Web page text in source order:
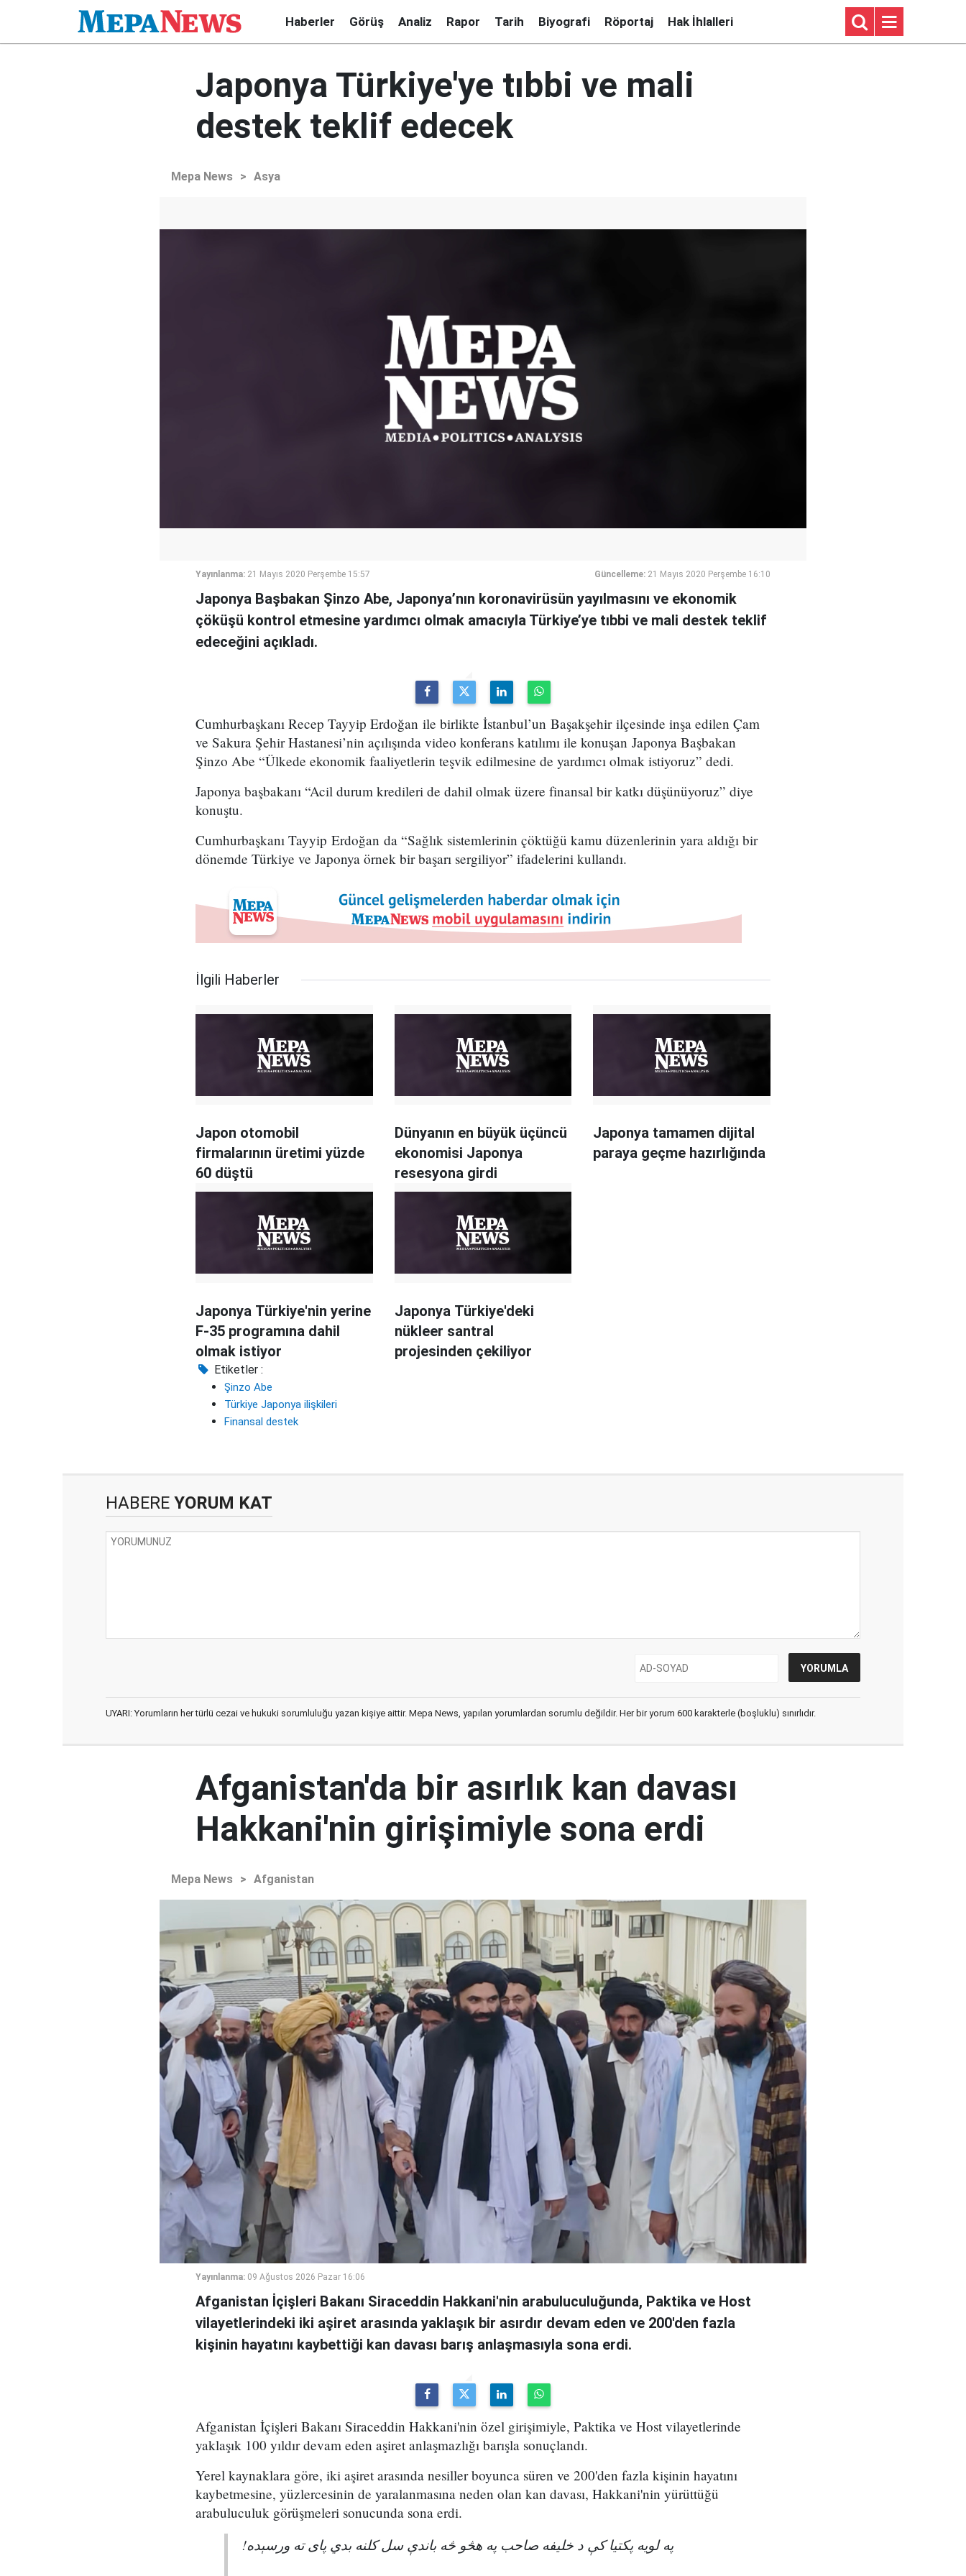
Haberler Görüş Analiz Rapor Tarih Biyografi Röportaj Hak İhlalleri
Japonya Türkiye'ye tıbbi ve mali
destek teklif edecek
Mepa News > Asya
Yayınlanma: 21 Mayıs 2020 Perşembe 15:57 Güncelleme: 21 Mayıs 2020 Perşembe 16:10
Japonya Başbakan Şinzo Abe, Japonya’nın koronavirüsün yayılmasını ve ekonomik
çöküşü kontrol etmesine yardımcı olmak amacıyla Türkiye’ye tıbbi ve mali destek teklif
edeceğini açıkladı.
Cumhurbaşkanı Recep Tayyip Erdoğan ile birlikte İstanbul’un Başakşehir ilçesinde inşa edilen Çam
ve Sakura Şehir Hastanesi’nin açılışında video konferans katılımı ile konuşan Japonya Başbakan
Şinzo Abe “Ülkede ekonomik faaliyetlerin teşvik edilmesine de yardımcı olmak istiyoruz” dedi.
Japonya başbakanı “Acil durum kredileri de dahil olmak üzere finansal bir katkı düşünüyoruz” diye
konuştu.
Cumhurbaşkanı Tayyip Erdoğan da “Sağlık sistemlerinin çöktüğü kamu düzenlerinin yara aldığı bir
dönemde Türkiye ve Japonya örnek bir başarı sergiliyor” ifadelerini kullandı.
İlgili Haberler
Japon otomobil
firmalarının üretimi yüzde
60 düştü
Dünyanın en büyük üçüncü
ekonomisi Japonya
resesyona girdi
Japonya tamamen dijital
paraya geçme hazırlığında
Japonya Türkiye'nin yerine
F-35 programına dahil
olmak istiyor
Japonya Türkiye'deki
nükleer santral
projesinden çekiliyor
Etiketler :
Şinzo Abe
Türkiye Japonya ilişkileri
Finansal destek
HABERE YORUM KAT
UYARI: Yorumların her türlü cezai ve hukuki sorumluluğu yazan kişiye aittir. Mepa News, yapılan yorumlardan sorumlu değildir. Her bir yorum 600 karakterle (boşluklu) sınırlıdır.
Afganistan'da bir asırlık kan davası
Hakkani'nin girişimiyle sona erdi
Mepa News > Afganistan
Yayınlanma: 09 Ağustos 2026 Pazar 16:06
Afganistan İçişleri Bakanı Siraceddin Hakkani'nin arabuluculuğunda, Paktika ve Host
vilayetlerindeki iki aşiret arasında yaklaşık bir asırdır devam eden ve 200'den fazla
kişinin hayatını kaybettiği kan davası barış anlaşmasıyla sona erdi.
Afganistan İçişleri Bakanı Siraceddin Hakkani'nin özel girişimiyle, Paktika ve Host vilayetlerinde
yaklaşık 100 yıldır devam eden aşiret anlaşmazlığı barışla sonuçlandı.
Yerel kaynaklara göre, iki aşiret arasında nesiller boyunca süren ve 200'den fazla kişinin hayatını
kaybetmesine, yüzlercesinin de yaralanmasına neden olan kan davası, Hakkani'nin yürüttüğü
arabuluculuk görüşmeleri sonucunda sona erdi.
په لویه پکتیا کې د خلیفه صاحب په هڅو څه باندې سل کلنه بدي پای ته ورسېده!